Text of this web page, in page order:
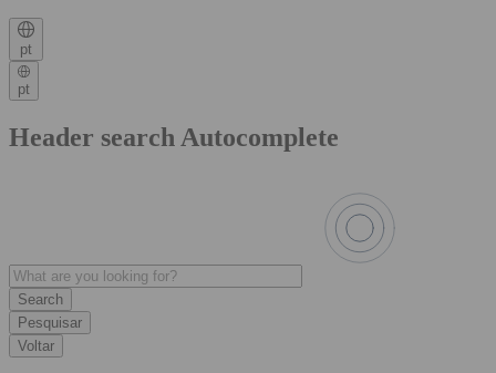
pt
pt
Header search Autocomplete
Pesquisar
Voltar